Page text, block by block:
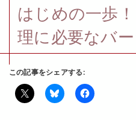
はじめの一歩
理に必要なバ
この記事をシェアする: